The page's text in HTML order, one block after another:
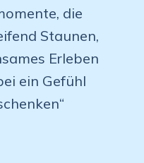
die
Staunen,
Erleben
ein Gefühl